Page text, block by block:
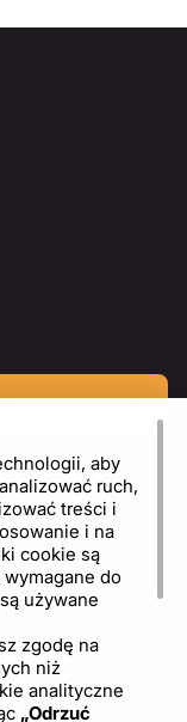
($)
aby
ruch,
treści i
i na
cookie są
do
używane
zgodę na
niż
analityczne
„Odrzuć